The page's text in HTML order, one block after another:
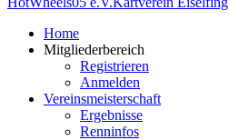
Home
Mitgliederbereich
Registrieren
Anmelden
Vereinsmeisterschaft
Ergebnisse
Renninfos